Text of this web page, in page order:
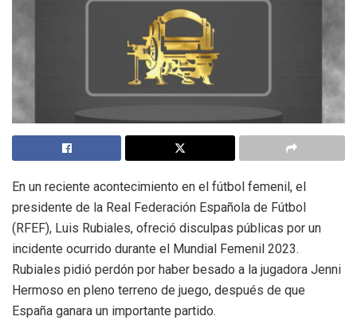
En un reciente acontecimiento en el fútbol femenil, el
presidente de la Real Federación Española de Fútbol
(RFEF), Luis Rubiales, ofreció disculpas públicas por un
incidente ocurrido durante el Mundial Femenil 2023.
Rubiales pidió perdón por haber besado a la jugadora Jenni
Hermoso en pleno terreno de juego, después de que
España ganara un importante partido.